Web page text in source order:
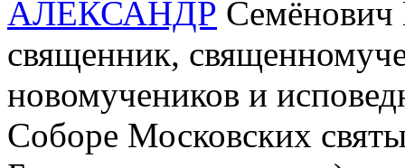
АЛЕКСАНДР Семёнович
священник,
новомучеников и
Соборе Московских